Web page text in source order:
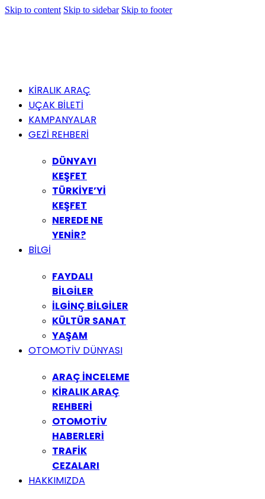
Skip to content Skip to sidebar Skip to footer
KİRALIK ARAÇ
UÇAK BİLETİ
KAMPANYALAR
GEZİ REHBERİ
DÜNYAYI
KEŞFET
TÜRKİYE’Yİ
KEŞFET
NEREDE NE
YENİR?
BİLGİ
FAYDALI
BİLGİLER
İLGİNÇ BİLGİLER
KÜLTÜR SANAT
YAŞAM
OTOMOTİV DÜNYASI
ARAÇ İNCELEME
KİRALIK ARAÇ
REHBERİ
OTOMOTİV
HABERLERİ
TRAFİK
CEZALARI
HAKKIMIZDA